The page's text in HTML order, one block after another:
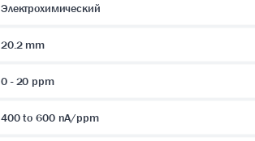
Электрохимический
20.2 mm
0 - 20 ppm
400 to 600 nA/ppm